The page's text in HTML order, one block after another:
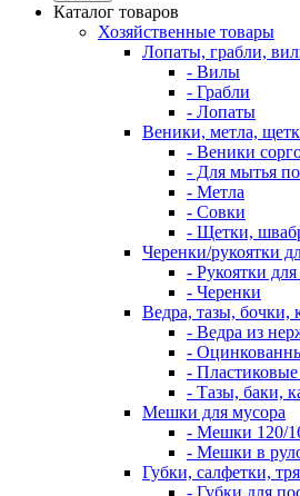
Каталог товаров
Хозяйственные товары
Лопаты, грабли,
- Вилы
- Грабли
- Лопаты
Веники, метла,
- Веники
- Для мытья
- Метла
- Совки
- Щетки,
Черенки/рукоятки
- Рукоятки
- Черенки
Ведра, тазы, бочки,
- Ведра из
-
- Пластиковые
- Тазы, баки,
Мешки для мусора
- Мешки 120/
- Мешки в
Губки, салфетки,
- Губки для